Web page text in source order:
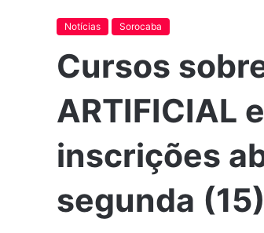
Notícias Sorocaba
Cursos
ARTIFICIAL
inscrições
segunda (15)